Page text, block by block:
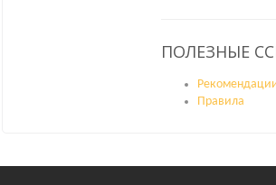
ПОЛЕЗНЫЕ
Правила